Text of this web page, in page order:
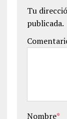
Tu
publicada.
Nombre*